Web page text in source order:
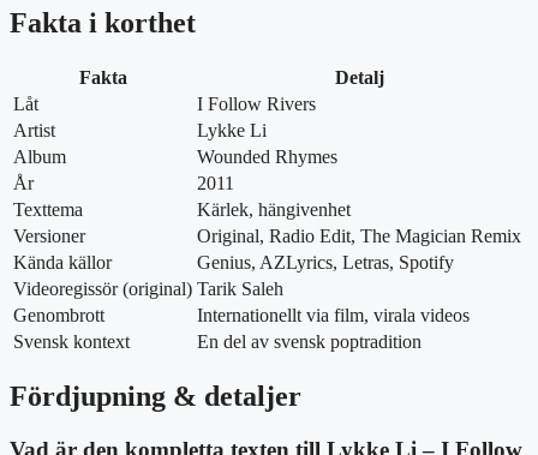
Fakta i korthet
Fakta
Detalj
Låt
I Follow Rivers
Artist
Lykke Li
Album
Wounded Rhymes
År
2011
Texttema
Kärlek, hängivenhet
Versioner
Original, Radio Edit, The Magician Remix
Kända källor
Genius, AZLyrics, Letras, Spotify
Videoregissör (original) Tarik Saleh
Genombrott
Internationellt via film, virala videos
Svensk kontext
En del av svensk poptradition
Fördjupning & detaljer
Vad är den kompletta texten till Lykke Li – I Follow